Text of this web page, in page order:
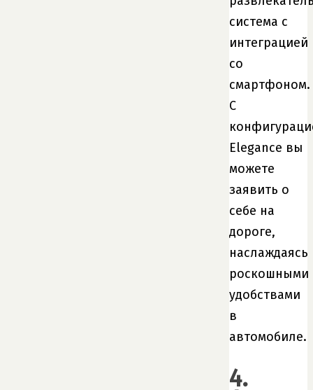
система с
интеграцией
со
смартфоном.
С
Elegance вы
можете
заявить о
себе на
дороге,
наслаждаясь
роскошными
удобствами
в
автомобиле.
4.